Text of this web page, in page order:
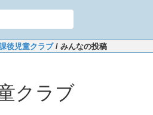
後児童クラブ/ みんなの投稿
クラブ